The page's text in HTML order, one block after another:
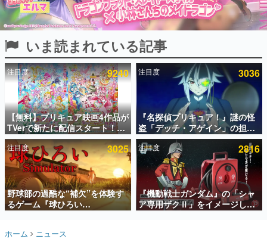
ピックアップ
電ファミのいま読まれている記事ランキング
アプリセール情報
インタビュー
連載・特集一覧
殿堂入り記事
SNS拡散数が数千以上！ ページビュー数万以上！ などな
ど。多くの人々に読まれた、電ファミ渾身の“殿堂入り”記
事をまとめました。
名作ゲームクリエイターの方々に製作時のエピソードをお
いま読まれている記事
注目度 9240
【無料】プリキュア映画4作品が
TVerで新たに配信スタート！な
んと2018年～2024年の映画ほぼ
すべてが見放題に、ぶっちゃけ
ありえないラインナップ
注目度 3036
『名探偵プリキュア！』謎の怪
盗「デッチ・アゲイン」の担当
キャストは天﨑滉平さんと判
明。『Re:ゼロから始める異世
界生活』オットー役、『ヒプノ
シスマイク』山田三郎役など
注目度 3025
野球部の過酷な“補欠”を体験す
るゲーム『球ひろい
Simulator』が「1件」のウィッ
対応しSNSで話題に。『キング
注目度 2816
『機動戦士ガンダム』の「シャ
ア専用ザクⅡ」をイメージした
散水ホースリールが予約開始。
ホーム ニュース